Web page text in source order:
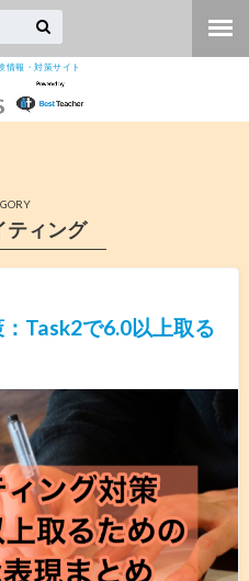
情報・対策サイト
ティング
Task2で6.0以上取る